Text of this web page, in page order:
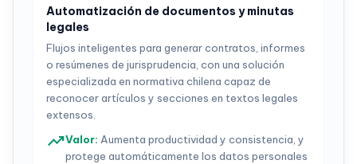
Automatización de documentos y minutas
legales
Flujos inteligentes para generar contratos, informes
o resúmenes de jurisprudencia, con una solución
especializada en normativa chilena capaz de
reconocer artículos y secciones en textos legales
extensos.
trending_upValor: Aumenta productividad y consistencia, y
protege automáticamente los datos personales